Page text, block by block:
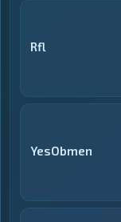
Rfl
YesObmen